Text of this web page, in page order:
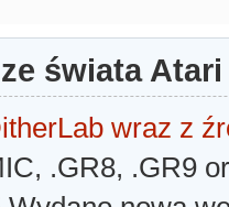
świata Atari
wraz z
.GR8, .GR9